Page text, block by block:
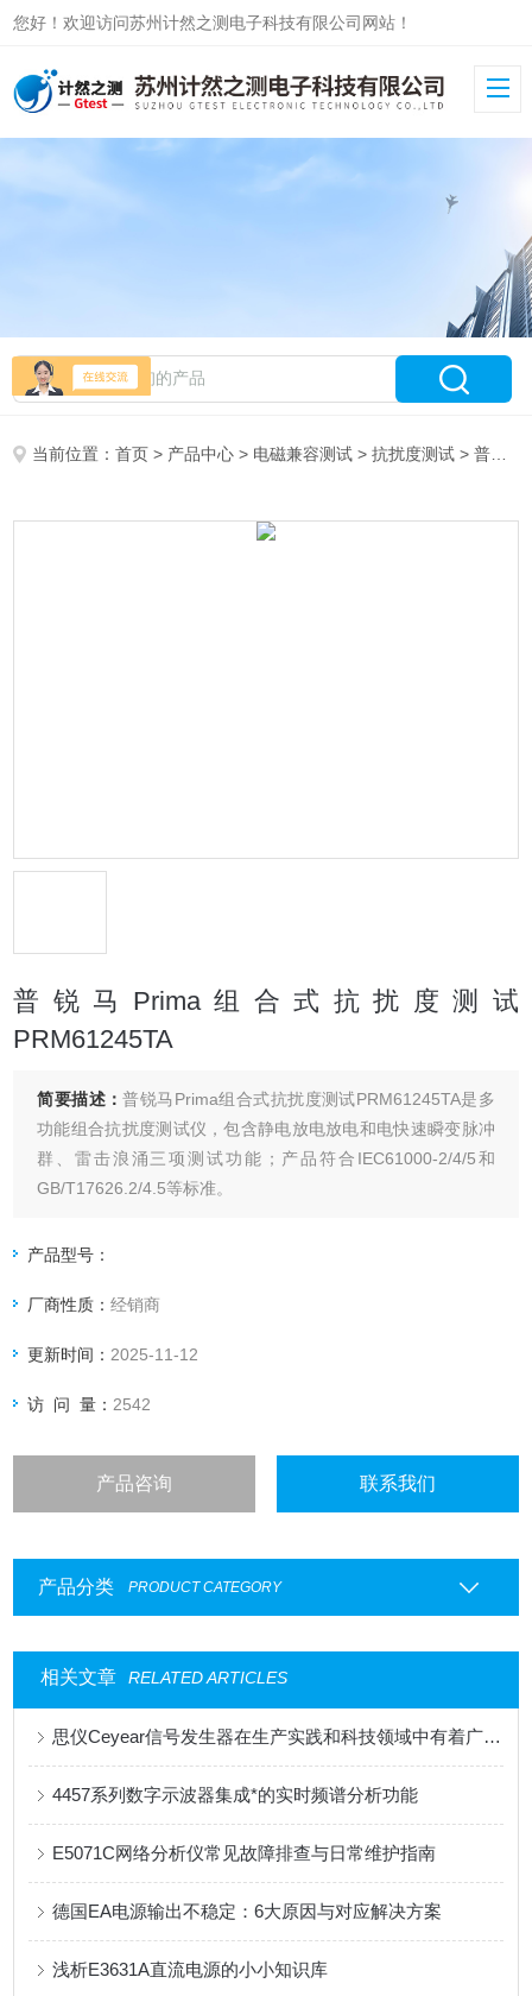
您好！欢迎访问苏州计然之测电子科技有限公司网站！
当前位置：首页 > 产品中心 > 电磁兼容测试 >抗扰度测试 > 普锐马Prima组合式抗扰度测试PRM61245TA
普锐马Prima组合式抗扰度测试
PRM61245TA
简要描述：普锐马Prima组合式抗扰度测试PRM61245TA是多
功能组合抗扰度测试仪，包含静电放电放电和电快速瞬变脉冲
群、雷击浪涌三项测试功能；产品符合IEC61000-2/4/5和
GB/T17626.2/4.5等标准。
产品型号：
厂商性质：经销商
更新时间：2025-11-12
访 问 量：2542
产品咨询 联系我们
产品分类 PRODUCT CATEGORY
相关文章 RELATED ARTICLES
思仪Ceyear信号发生器在生产实践和科技领域中有着广泛的应用
4457系列数字示波器集成*的实时频谱分析功能
E5071C网络分析仪常见故障排查与日常维护指南
德国EA电源输出不稳定：6大原因与对应解决方案
浅析E3631A直流电源的小小知识库